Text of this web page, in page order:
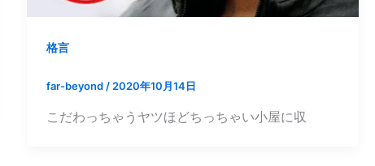
格言
far-beyond / 2020年10月14日
こだわっちゃうヤツほどちっちゃい小屋に収